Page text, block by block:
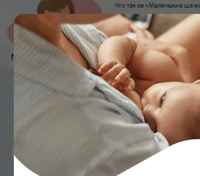
Что такое «Маленькие
Наш новый суперсервис
развития вашего малыша
Попробовать сейчас
Nestlé Baby &me Рецепты
Приложение Nestlé Baby&me
Еще быстрее и удобнее